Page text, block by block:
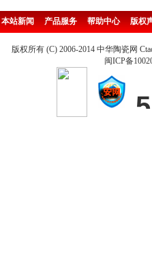
本站新闻 产品服务 帮助中心 版权
版权所有 (C) 2006-2014 中华陶瓷网
闽ICP备